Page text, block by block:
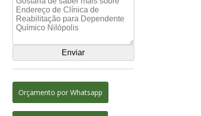
Orçamento por Whatsapp